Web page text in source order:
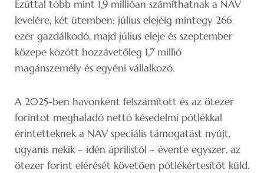
Ezúttal több mint 1,9 millióan számíthatnak a NAV
levelére, két ütemben: július elejéig mintegy 266
ezer gazdálkodó, majd július eleje és szeptember
közepe között hozzávetőleg 1,7 millió
magánszemély és egyéni vállalkozó.
A 2025-ben havonként felszámított és az ötezer
forintot meghaladó nettó késedelmi pótlékkal
érintetteknek a NAV speciális támogatást nyújt,
ugyanis nekik – idén áprilistól – évente egyszer, az
ötezer forint elérését követően pótlékértesítőt küld.